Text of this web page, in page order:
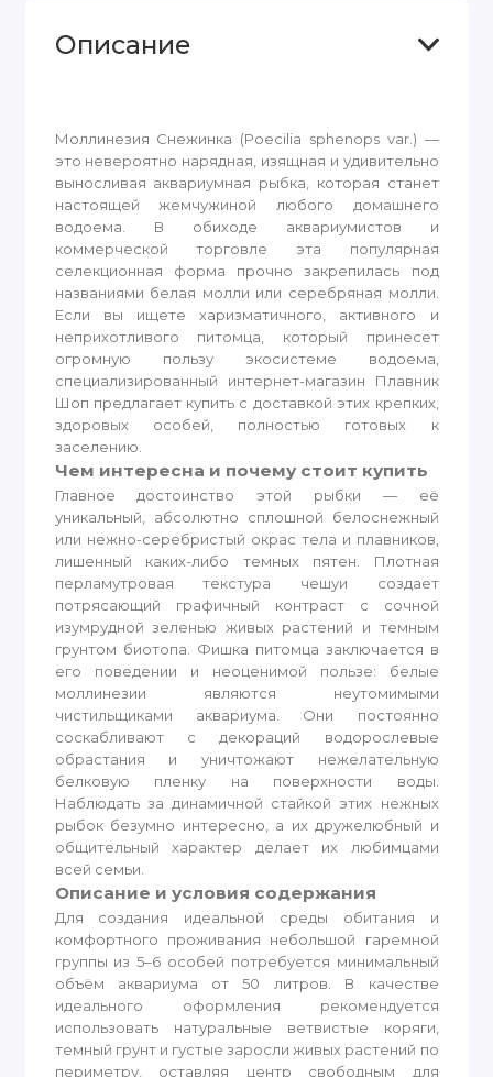
Описание
Моллинезия Снежинка (Poecilia sphenops var.) —
это невероятно нарядная, изящная и удивительно
выносливая аквариумная рыбка, которая станет
настоящей жемчужиной любого домашнего
водоема. В обиходе аквариумистов и
коммерческой торговле эта популярная
селекционная форма прочно закрепилась под
названиями белая молли или серебряная молли.
Если вы ищете харизматичного, активного и
неприхотливого питомца, который принесет
огромную пользу экосистеме водоема,
специализированный интернет-магазин Плавник
Шоп предлагает купить с доставкой этих крепких,
здоровых особей, полностью готовых к
заселению.
Чем интересна и почему стоит купить
Главное достоинство этой рыбки — её
уникальный, абсолютно сплошной белоснежный
или нежно-серебристый окрас тела и плавников,
лишенный каких-либо темных пятен. Плотная
перламутровая текстура чешуи создает
потрясающий графичный контраст с сочной
изумрудной зеленью живых растений и темным
грунтом биотопа. Фишка питомца заключается в
его поведении и неоценимой пользе: белые
моллинезии являются неутомимыми
чистильщиками аквариума. Они постоянно
соскабливают с декораций водорослевые
обрастания и уничтожают нежелательную
белковую пленку на поверхности воды.
Наблюдать за динамичной стайкой этих нежных
рыбок безумно интересно, а их дружелюбный и
общительный характер делает их любимцами
всей семьи.
Описание и условия содержания
Для создания идеальной среды обитания и
комфортного проживания небольшой гаремной
группы из 5–6 особей потребуется минимальный
объём аквариума от 50 литров. В качестве
идеального оформления рекомендуется
использовать натуральные ветвистые коряги,
темный грунт и густые заросли живых растений по
периметру, оставляя центр свободным для